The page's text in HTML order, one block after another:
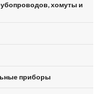
хомуты и
приборы